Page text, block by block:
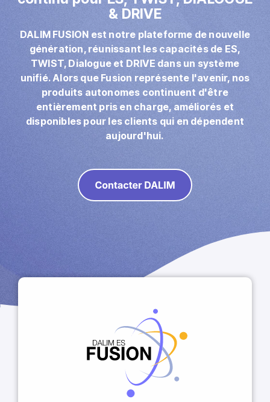
PDFLight (Outil gratuit de compression PDF)
& DRIVE
DALIM FUSION est notre plateforme de nouvelle
génération, réunissant les capacités de ES,
TWIST, Dialogue et DRIVE dans un système
unifié. Alors que Fusion représente l'avenir, nos
produits autonomes continuent d'être
entièrement pris en charge, améliorés et
disponibles pour les clients qui en dépendent
aujourd'hui.